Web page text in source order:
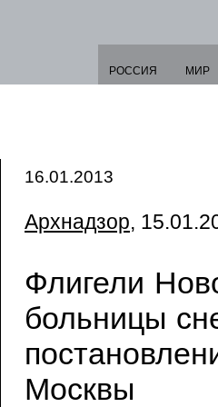
РОССИЯ МИР
16.01.2013
Архнадзор,
Флигели
больницы
Москвы